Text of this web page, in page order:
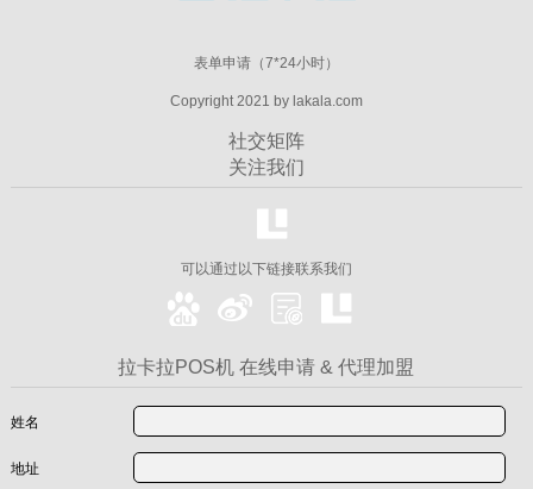
表单申请（7*24小时）
Copyright 2021 by lakala.com
社交矩阵
关注我们
可以通过以下链接联系我们
拉卡拉POS机 在线申请 & 代理加盟
姓名
地址